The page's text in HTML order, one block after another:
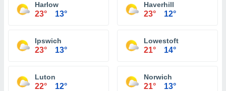
Harlow
23° 13°
Haverhill
23° 12°
Ipswich
23° 13°
Lowestoft
21° 14°
Luton
22° 12°
Norwich
21° 13°